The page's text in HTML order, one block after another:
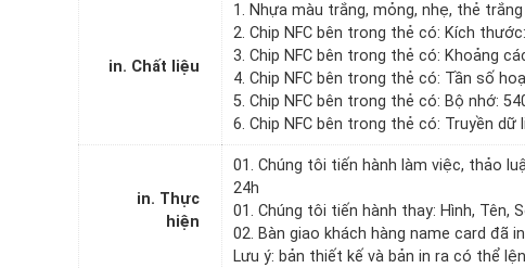
in. Chất liệu
1. Nhựa màu trắng, mỏng, nhẹ, thẻ
2. Chip NFC bên trong thẻ có: Kích
3. Chip NFC bên trong thẻ có: Khoảng
4. Chip NFC bên trong thẻ có: Tần số
5. Chip NFC bên trong thẻ có: Bộ nhớ:
6. Chip NFC bên trong thẻ có: Truyền dữ
in. Thực
hiện
01. Chúng tôi tiến hành làm việc, thảo
24h
01. Chúng tôi tiến hành thay: Hình, Tên,
02. Bàn giao khách hàng name card đã in
Lưu ý: bản thiết kế và bản in ra có thể